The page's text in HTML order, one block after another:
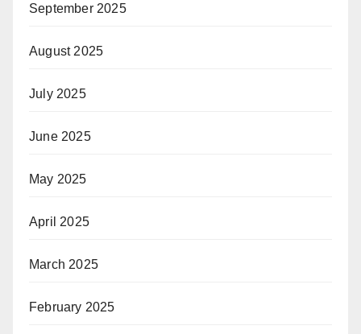
September 2025
August 2025
July 2025
June 2025
May 2025
April 2025
March 2025
February 2025